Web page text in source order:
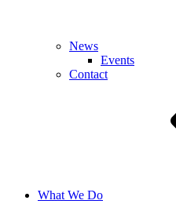
News
Events
Contact
What We Do